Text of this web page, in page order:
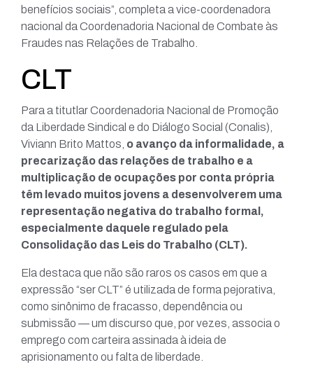
benefícios sociais”, completa a vice-coordenadora
nacional da Coordenadoria Nacional de Combate às
Fraudes nas Relações de Trabalho.
CLT
Para a titutlar Coordenadoria Nacional de Promoção
da Liberdade Sindical e do Diálogo Social (Conalis),
Viviann Brito Mattos, o avanço da informalidade, a
precarização das relações de trabalho e a
multiplicação de ocupações por conta própria
têm levado muitos jovens a desenvolverem uma
representação negativa do trabalho formal,
especialmente daquele regulado pela
Consolidação das Leis do Trabalho (CLT).
Ela destaca que não são raros os casos em que a
expressão “ser CLT” é utilizada de forma pejorativa,
como sinônimo de fracasso, dependência ou
submissão — um discurso que, por vezes, associa o
emprego com carteira assinada à ideia de
aprisionamento ou falta de liberdade.